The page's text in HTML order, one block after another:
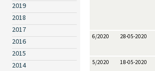
2019
2018
2017
2016
2015
2014
6/2020 28-05-2020
5/2020 18-05-2020